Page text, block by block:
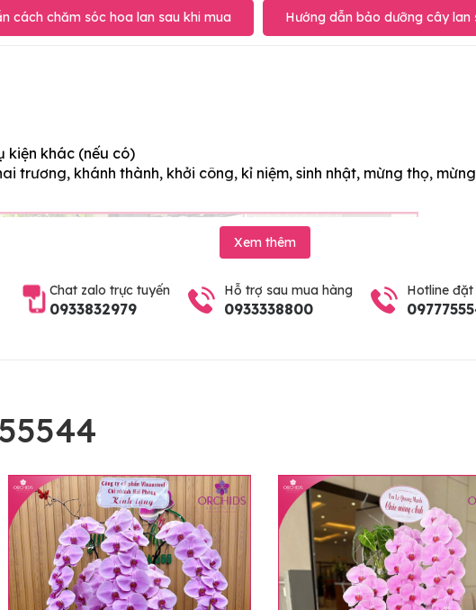
cách chăm sóc hoa lan sau khi mua Hướng dẫn bảo dưỡng cây lan
kiện khác (nếu có)
trương, khánh thành, khởi công, kỉ niệm, sinh nhật, mừng thọ,
Xem thêm
Chat zalo trực tuyến
0933832979
Hỗ trợ sau mua hàng
0933338800
Hotline